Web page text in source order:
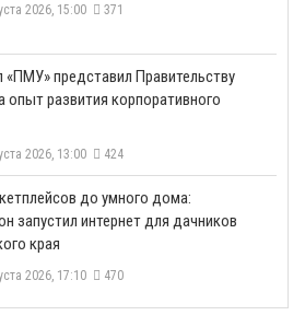
2026, 15:00 371
«ПМУ» представил Правительству
опыт развития корпоративного
2026, 13:00 424
до умного дома:
запустил интернет для дачников
края
2026, 17:10 470